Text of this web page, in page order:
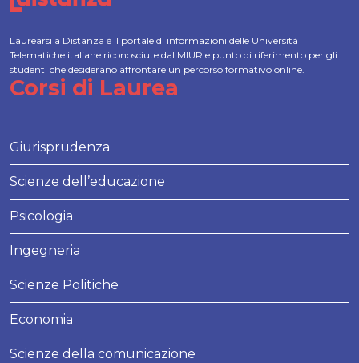
Laurearsi a Distanza è il portale di informazioni delle Università
Telematiche italiane riconosciute dal MIUR e punto di riferimento per gli
studenti che desiderano affrontare un percorso formativo online.
Corsi di Laurea
Giurisprudenza
Scienze dell’educazione
Psicologia
Ingegneria
Scienze Politiche
Economia
Scienze della comunicazione